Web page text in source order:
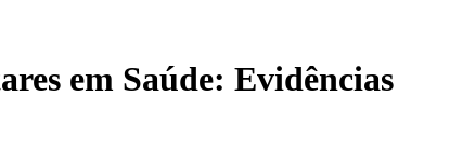
em Saúde: Evidências